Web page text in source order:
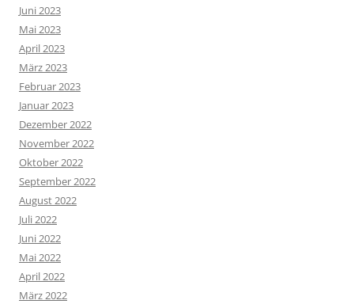
Juni 2023
Mai 2023
April 2023
März 2023
Februar 2023
Januar 2023
Dezember 2022
November 2022
Oktober 2022
September 2022
August 2022
Juli 2022
Juni 2022
Mai 2022
April 2022
März 2022